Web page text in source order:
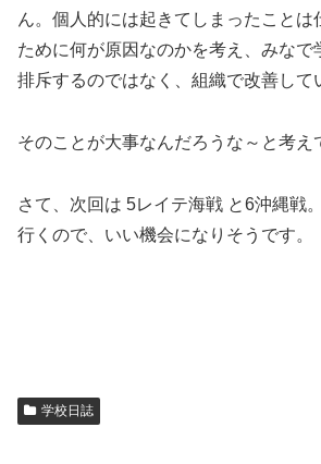
ん。個人的には起きてしまったことは
ために何が原因なのかを考え、みなで
排斥するのではなく、組織で改善して
そのことが大事なんだろうな～と考え
さて、次回は 5レイテ海戦 と6沖縄戦
行くので、いい機会になりそうです。
学校日誌